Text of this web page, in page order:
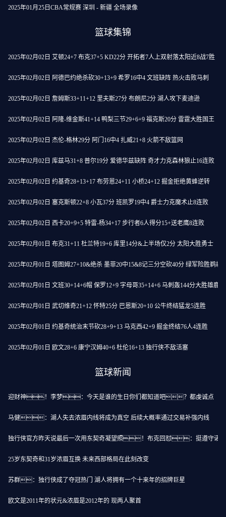
2025年01月25日CBA常规赛 深圳 - 新疆 全场录像
篮球集锦
2025年02月02日 艾顿24+7 布克37+5 KD22分 开拓者7人上双射落太阳近8战7胜
2025年02月02日 阿德巴约绝杀砍30+13+9 希罗16中4 文班缺阵 热火击败马刺
2025年02月02日 詹姆斯33+11+12 里夫斯27分 布朗尼2分 湖人攻下麦迪逊
2025年02月02日 阿隆-维金斯41+14 鸭梨三节29+6+9 福克斯20分 雷霆大胜国王
2025年02月02日 杰伦-格林29分 阿门16中4 扎威21+8 火箭不敌篮网
2025年02月02日 库兹马31+8 普尔19分 爱德华兹缺阵 奇才力克森林狼止16连败
2025年02月02日 约基奇28+13+17 布劳恩24+11 小桥24+12 掘金拒绝黄蜂逆转
2025年02月02日 塞克斯顿22+8 小瓦37分 班凯罗19中4 爵士力克魔术止8连败
2025年02月02日 西卡20+9+5 特雷-杨34+17 步行者6人得分15+送老鹰8连败
2025年02月01日 布克31+11 杜兰特19+6 库里14分&上半场仅2分 太阳大胜勇士
2025年02月01日 塔图姆27+10&绝杀 墨菲20中15&8记三分空砍40分 绿军险胜鹈鹕
2025年02月01日 文班30+14+6帽 保罗12+9 字母哥35+14+6 马刺轰144分大胜雄鹿
2025年02月01日 武切维奇21+12 怀特25分 巴恩斯20+10 公牛终结猛龙5连胜
2025年02月01日 约基奇统治末节砍28+9+13 马克西42+9 掘金终结76人4连胜
2025年02月01日 欧文28+6 康宁汉姆40+6 杜伦16+13 独行侠不敌活塞
篮球新闻
迎财神！李梦：今天是谁的生日你们都知道吧？都虔诚点
马健：湖人失去浓眉内线将成为真空 后续大概率通过交易补强内线
独行侠官方昨天说最后一次用东契奇凝望照！布克回怼：挺遵守诺言
25岁东契奇和31岁浓眉互换 未来西部格局在此刻改变
苏群：独行侠成了夺冠热门 湖人将拥有一个十来年的招牌巨星
欧文是2011年的状元&浓眉是2012年的 现两人聚首